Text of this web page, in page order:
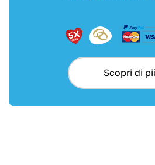
Scopri di